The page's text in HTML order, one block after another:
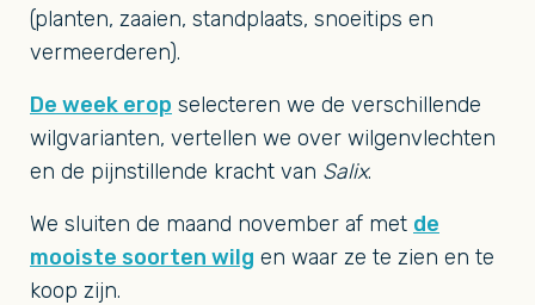
(planten, zaaien, standplaats, snoeitips en
vermeerderen).
De week erop selecteren we de verschillende
wilgvarianten, vertellen we over wilgenvlechten
en de pijnstillende kracht van Salix.
We sluiten de maand november af met de
mooiste soorten wilg en waar ze te zien en te
koop zijn.